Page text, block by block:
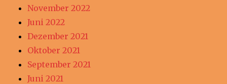
November 2022
Juni 2022
Dezember 2021
Oktober 2021
September 2021
Juni 2021